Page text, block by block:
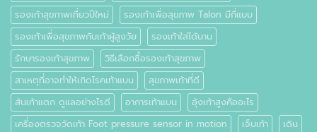
รองเท้าสุขภาพเที่ยวปีใหม่
รองเท้าเพื่อสุขภาพ Talon มีกี่แบบ
รองเท้าเพื่อสุขภาพกับเท้าผู้สูงวัย
รองเท้าใส่ได้นาน
รักษารองเท้าสุขภาพ
วิธีเลือกซื้อรองเท้าสุขภาพ
สาเหตุที่อาจทำให้เกิดโรคเท้าแบน
สุขภาพเท้าที่ดี
ส้นเท้าแตก ดูแลอย่างไรดี
อาการเท้าแบน
อุ้งเท้าสูงคืออะไร
เครื่องตรวจวัดเท้า Foot pressure sensor in motion
เจ็บเท้า เดิน